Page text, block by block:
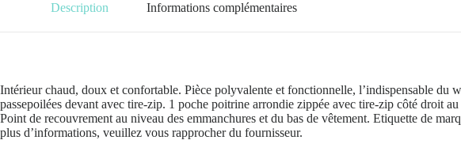
Description Informations complémentaires
Intérieur chaud, doux et confortable. Pièce polyvalente et fonctionnelle, l’indispensable du
passepoilées devant avec tire-zip. 1 poche poitrine arrondie zippée avec tire-zip côté droit
Point de recouvrement au niveau des emmanchures et du bas de vêtement. Etiquette de
plus d’informations, veuillez vous rapprocher du fournisseur.